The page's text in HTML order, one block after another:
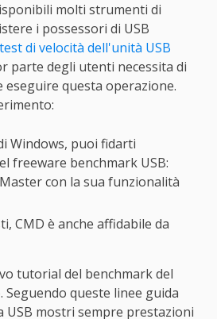
molti strumenti di
i possessori di USB
di velocità dell'unità USB
parte degli utenti necessita di
eseguire questa operazione.
Windows, puoi fidarti
freeware benchmark USB:
con la sua funzionalità
CMD è anche affidabile da
tutorial del benchmark del
Seguendo queste linee guida
USB mostri sempre prestazioni